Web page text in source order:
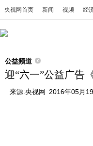
央视网首页 新闻 视频 经
公益频道
迎“六一”公益广告
来源:央视网 2016年05月